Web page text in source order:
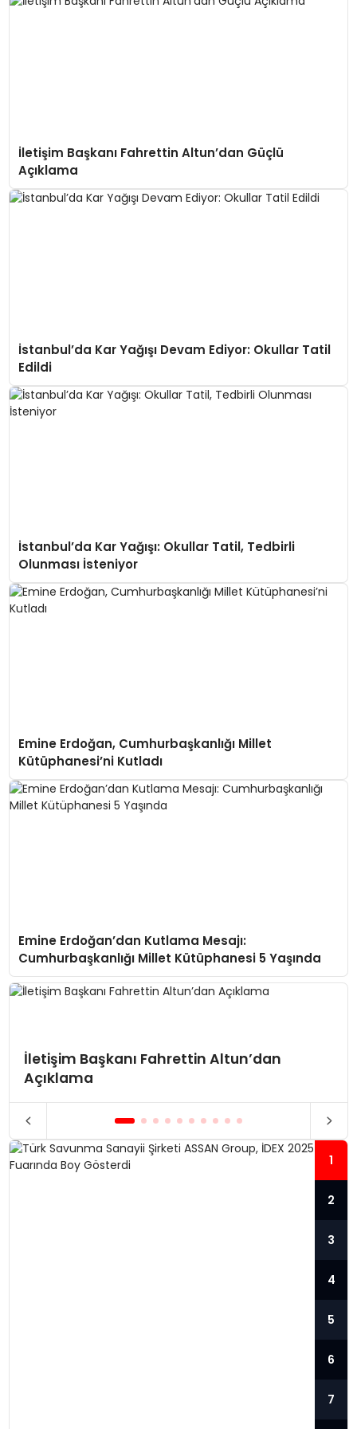
İletişim Başkanı Fahrettin Altun’dan Güçlü
Açıklama
İstanbul’da Kar Yağışı Devam Ediyor: Okullar Tatil
Edildi
İstanbul’da Kar Yağışı: Okullar Tatil, Tedbirli
Olunması İsteniyor
Emine Erdoğan, Cumhurbaşkanlığı Millet
Kütüphanesi’ni Kutladı
Emine Erdoğan’dan Kutlama Mesajı:
Cumhurbaşkanlığı Millet Kütüphanesi 5 Yaşında
İletişim Başkanı Fahrettin Altun’dan
Açıklama
1
2
3
4
5
6
7